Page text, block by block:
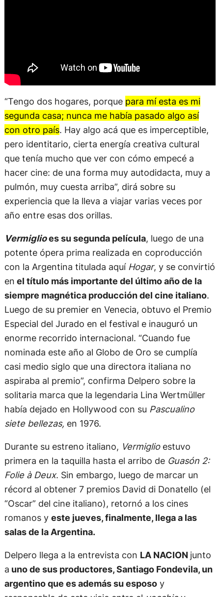
“Tengo dos hogares, porque para mí esta es mi
segunda casa; nunca me había pasado algo así
con otro país. Hay algo acá que es imperceptible,
pero identitario, cierta energía creativa cultural
que tenía mucho que ver con cómo empecé a
hacer cine: de una forma muy autodidacta, muy a
pulmón, muy cuesta arriba”, dirá sobre su
experiencia que la lleva a viajar varias veces por
año entre esas dos orillas.
Vermiglioes su segunda película, luego de una
potente ópera prima realizada en coproducción
con la Argentina titulada aquí Hogar, y se convirtió
en el título más importante del último año de la
siempre magnética producción del cine italiano.
Luego de su premier en Venecia, obtuvo el Premio
Especial del Jurado en el festival e inauguró un
enorme recorrido internacional. “Cuando fue
nominada este año al Globo de Oro se cumplía
casi medio siglo que una directora italiana no
aspiraba al premio”, confirma Delpero sobre la
solitaria marca que la legendaria Lina Wertmüller
había dejado en Hollywood con su Pascualino
siete bellezas, en 1976.
Durante su estreno italiano, Vermiglioestuvo
primera en la taquilla hasta el arribo de Guasón 2:
Folie à Deux. Sin embargo, luego de marcar un
récord al obtener 7 premios David di Donatello (el
“Oscar” del cine italiano), retornó a los cines
romanos y este jueves, finalmente, llega a las
salas de la Argentina.
Delpero llega a la entrevista con LA NACION junto
a uno de sus productores, Santiago Fondevila, un
argentino que es además su esposoy